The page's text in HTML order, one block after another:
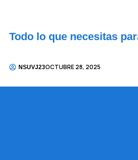
Todo lo que necesitas
NSUVJ23OCTUBRE 28, 2025